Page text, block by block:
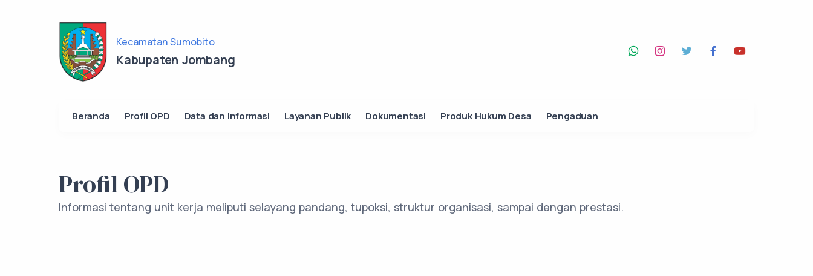
Kecamatan Sumobito
Kabupaten Jombang
Beranda Profil OPD Data dan Informasi Layanan Publik Dokumentasi Produk Hukum Desa Pengaduan
Profil OPD
Informasi tentang unit kerja meliputi selayang pandang, tupoksi, struktur organisasi, sampai dengan prestasi.